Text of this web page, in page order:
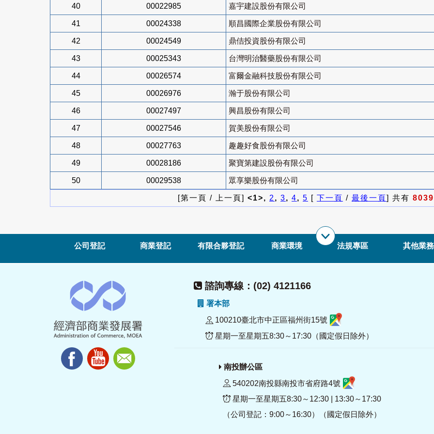
40 00022985 嘉宇建設股份有限公司
41 00024338 順昌國際企業股份有限公司
42 00024549 鼎佶投資股份有限公司
43 00025343 台灣明治醫藥股份有限公司
44 00026574 富爾金融科技股份有限公司
45 00026976 瀚于股份有限公司
46 00027497 興昌股份有限公司
47 00027546 賀美股份有限公司
48 00027763 趣趣好食股份有限公司
49 00028186 聚寶第建設股份有限公司
50 00029538 眾享樂股份有限公司
[第一頁 / 上一頁] <1>, 2, 3, 4, 5 [ 下一頁 / 最後一頁] 共有 8039
公司登記 商業登記 有限合夥登記 商業環境 法規專區 其他業務
諮詢專線：(02) 4121166
署本部
100210臺北市中正區福州街15號
星期一至星期五8:30～17:30（國定假日除外）
南投辦公區
540202南投縣南投市省府路4號
星期一至星期五8:30～12:30 | 13:30～17:30
（公司登記：9:00～16:30）（國定假日除外）